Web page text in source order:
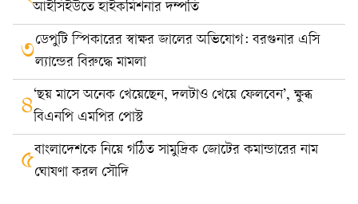
আইসিইউতে হাইকমিশনার দম্পতি
৩ডেপুটি স্পিকারের স্বাক্ষর জালের অভিযোগ: বরগুনার এসি
ল্যান্ডের বিরুদ্ধে মামলা
৪‘ছয় মাসে অনেক খেয়েছেন, দলটাও খেয়ে ফেলবেন’, ক্ষুব্ধ
বিএনপি এমপির পোস্ট
৫বাংলাদেশকে নিয়ে গঠিত সামুদ্রিক জোটের কমান্ডারের নাম
ঘোষণা করল সৌদি